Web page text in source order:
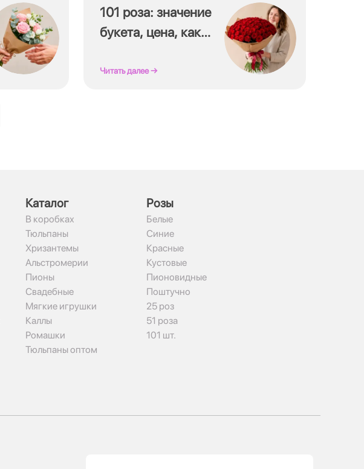
101 роза: значение
букета, цена, как
сохранить
Читать далее →
Каталог
В коробках
Тюльпаны
Хризантемы
Альстромерии
Пионы
Свадебные
Мягкие игрушки
Каллы
Ромашки
Тюльпаны оптом
Рoзы
Белые
Синие
Красные
Кустовые
Пионовидные
Поштучно
25 роз
51 роза
101 шт.